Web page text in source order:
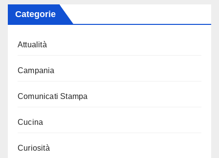
Categorie
Attualità
Campania
Comunicati Stampa
Cucina
Curiosità